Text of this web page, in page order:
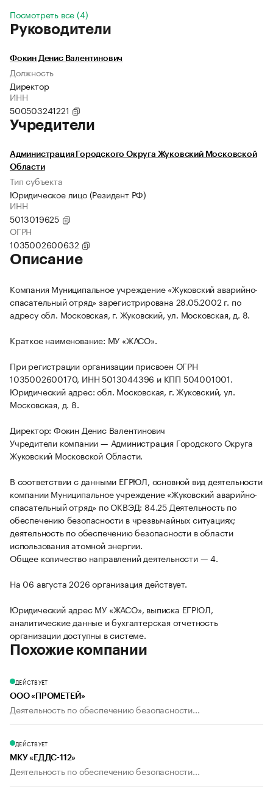
Посмотреть все (4)
Руководители
Фокин Денис Валентинович
Должность
Директор
ИНН
500503241221
Учредители
Администрация Городского Округа Жуковский Московской
Области
Тип субъекта
Юридическое лицо (Резидент РФ)
ИНН
5013019625
ОГРН
1035002600632
Описание
Компания Муниципальное учреждение «Жуковский аварийно-
спасательный отряд» зарегистрирована 28.05.2002 г. по
адресу обл. Московская, г. Жуковский, ул. Московская, д. 8.
Краткое наименование: МУ «ЖАСО».
При регистрации организации присвоен ОГРН
1035002600170, ИНН 5013044396 и КПП 504001001.
Юридический адрес: обл. Московская, г. Жуковский, ул.
Московская, д. 8.
Директор: Фокин Денис Валентинович
Учредители компании — Администрация Городского Округа
Жуковский Московской Области.
В соответствии с данными ЕГРЮЛ, основной вид деятельности
компании Муниципальное учреждение «Жуковский аварийно-
спасательный отряд» по ОКВЭД: 84.25 Деятельность по
обеспечению безопасности в чрезвычайных ситуациях;
деятельность по обеспечению безопасности в области
использования атомной энергии.
Общее количество направлений деятельности — 4.
На 06 августа 2026 организация действует.
Юридический адрес МУ «ЖАСО», выписка ЕГРЮЛ,
аналитические данные и бухгалтерская отчетность
организации доступны в системе.
Похожие компании
ДЕЙСТВУЕТ
ООО «ПРОМЕТЕЙ»
Деятельность по обеспечению безопасности...
ДЕЙСТВУЕТ
МКУ «ЕДДС-112»
Деятельность по обеспечению безопасности...